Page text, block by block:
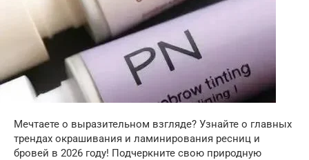
Мечтаете о выразительном взгляде? Узнайте о главных
трендах окрашивания и ламинирования ресниц и
бровей в 2026 году! Подчеркните свою природную